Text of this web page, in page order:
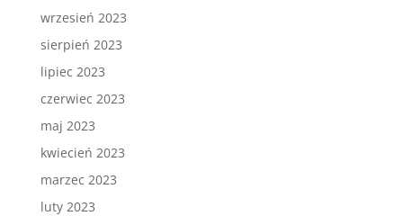
wrzesień 2023
sierpień 2023
lipiec 2023
czerwiec 2023
maj 2023
kwiecień 2023
marzec 2023
luty 2023